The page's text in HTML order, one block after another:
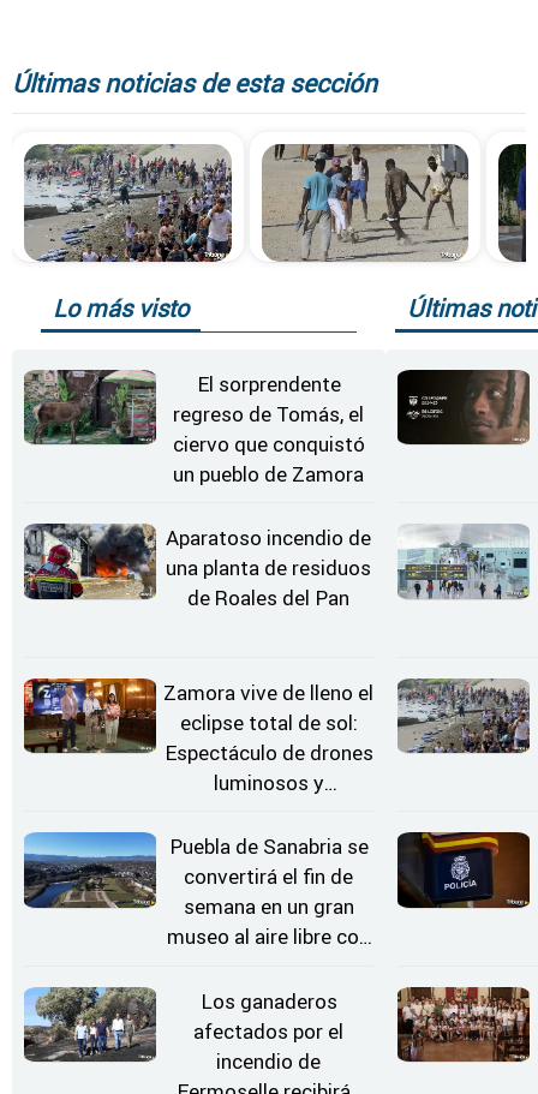
Últimas noticias de esta sección
Lo más visto
El sorprendente
regreso de Tomás, el
ciervo que conquistó
un pueblo de Zamora
Aparatoso incendio de
una planta de residuos
de Roales del Pan
Zamora vive de lleno el
eclipse total de sol:
Espectáculo de drones
luminosos y
Estrellas
Puebla de Sanabria se
convertirá el fin de
semana en un gran
museo al aire libre con
Los ganaderos
afectados por el
incendio de
Últimas